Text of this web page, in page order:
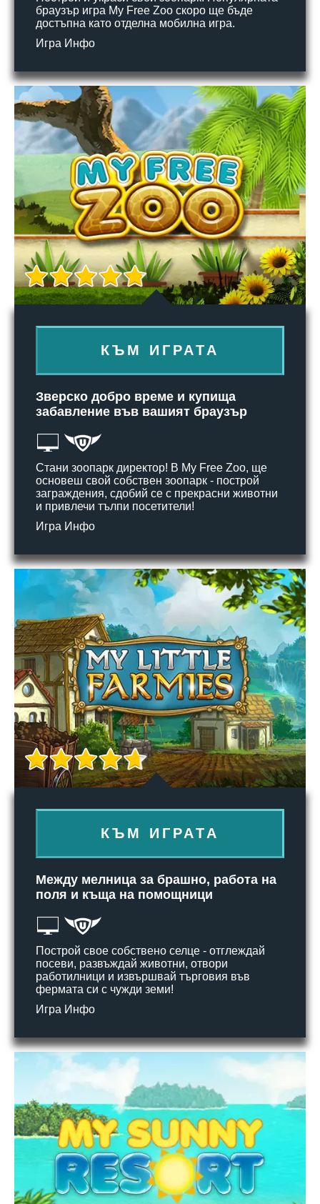
браузър игра My Free Zoo скоро ще бъде
достъпна като отделна мобилна игра.
Игра Инфо
КЪМ ИГРАТА
Зверско добро време и купища
забавление във вашият браузър
Стани зоопарк директор! В My Free Zoo, ще
основеш свой собствен зоопарк - построй
заграждения, сдобий се с прекрасни животни
и привлечи тълпи посетители!
Игра Инфо
КЪМ ИГРАТА
Между мелница за брашно, работа на
поля и къща на помощници
Построй свое собствено селце - отглеждай
посеви, развъждай животни, отвори
работилници и извършвай търговия във
фермата си с чужди земи!
Игра Инфо